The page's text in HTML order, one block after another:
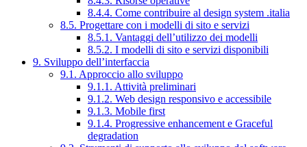
8.4.4. Come contribuire al design system .italia
8.5. Progettare con i modelli di sito e servizi
8.5.1. Vantaggi dell’utilizzo dei modelli
8.5.2. I modelli di sito e servizi disponibili
9. Sviluppo dell’interfaccia
9.1. Approccio allo sviluppo
9.1.1. Attività preliminari
9.1.2. Web design responsivo e accessibile
9.1.3. Mobile first
9.1.4. Progressive enhancement e Graceful
degradation